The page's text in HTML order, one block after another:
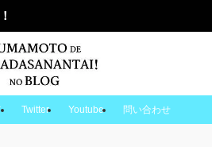
Twitter Youtube 問い合わせ